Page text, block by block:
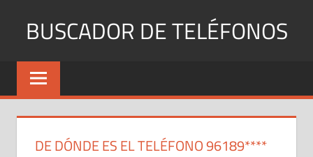
BUSCADOR DE TELÉFONOS
Identifica
Números
y
DE DÓNDE ES EL TELÉFONO 96189****